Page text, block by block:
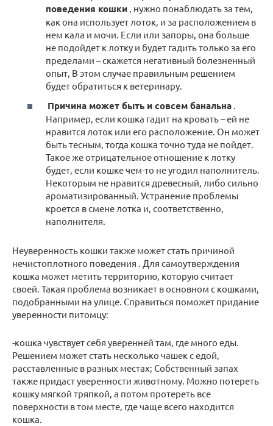
поведения кошки , нужно понаблюдать за тем,
как она использует лоток, и за расположением в
нем кала и мочи. Если или запоры, она больше
не подойдет к лотку и будет гадить только за его
пределами – скажется негативный болезненный
опыт, В этом случае правильным решением
будет обратиться к ветеринару.
Причина может быть и совсем банальна
Например, если кошка гадит на кровать – ей не
нравится лоток или его расположение. Он может
быть тесным, тогда кошка точно туда не пойдет.
Такое же отрицательное отношение к лотку
будет, если кошке чем-то не угодил наполнитель.
Некоторым не нравится древесный, либо сильно
ароматизированный. Устранение проблемы
кроется в смене лотка и, соответственно,
наполнителя.
Неуверенность кошки также может стать причиной
нечистоплотного поведения . Для самоутверждения
кошка может метить территорию, которую считает
своей. Такая проблема возникает в основном с кошками,
подобранными на улице. Справиться поможет придание
уверенности питомцу:
-кошка чувствует себя уверенней там, где много еды.
Решением может стать несколько чашек с едой,
расставленные в разных местах; Собственный запах
также придаст уверенности животному. Можно потереть
кошку мягкой тряпкой, а потом протереть все
поверхности в том месте, где чаще всего находится
кошка.